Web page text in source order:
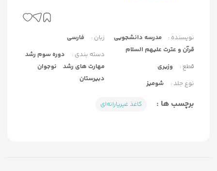
نویسنده :
مدرسه دانشجویی
قرآن و عترت علیهم السلام
قطع :
وزیری
نوع جلد :
شومیز
زبان :
فارسی
دسته بندی :
دوره سوم رشد
مهارت های رشد
نوجوان
دبیرستان
برچسب ها : کاغذ غیریارانه‌ای